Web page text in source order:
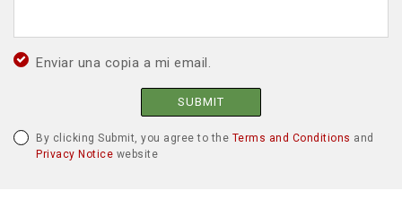
Enviar una copia a mi email.
SUBMIT
By clicking Submit, you agree to the Terms and Conditions and
Privacy Notice website